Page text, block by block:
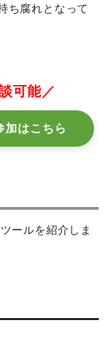
ち腐れとなって
可能／
加はこちら
ールを紹介しま